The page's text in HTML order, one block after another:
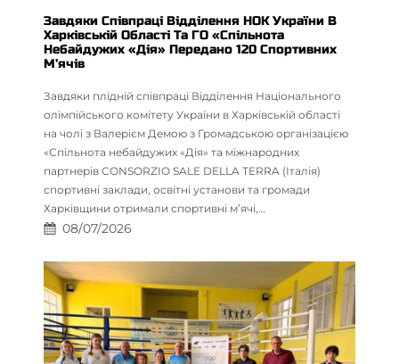
Завдяки Співпраці Відділення НОК України В
Харківській Області Та ГО «Спільнота
Небайдужих «Дія» Передано 120 Спортивних
М’ячів
Завдяки плідній співпраці Відділення Національного
олімпійського комітету України в Харківській області
на чолі з Валерієм Демою з Громадською організацією
«Спільнота небайдужих «Дія» та міжнародних
партнерів CONSORZIO SALE DELLA TERRA (Італія)
спортивні заклади, освітні установи та громади
Харківщини отримали спортивні м’ячі,…
08/07/2026